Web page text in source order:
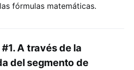
fórmulas matemáticas.
A través de la
del segmento de